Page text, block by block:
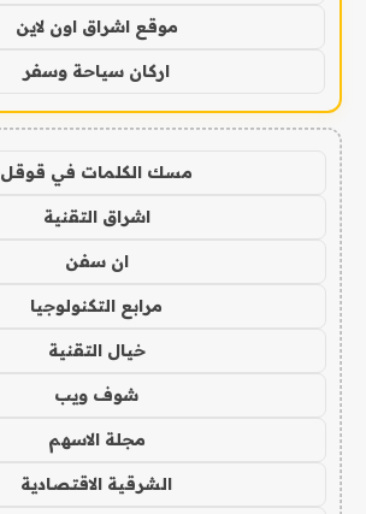
موقع اشراق اون لاين
اركان سياحة وسفر
مسك الكلمات في قوقل
اشراق التقنية
ان سفن
مرابع التكنولوجيا
خيال التقنية
شوف ويب
مجلة الاسهم
الشرقية الاقتصادية